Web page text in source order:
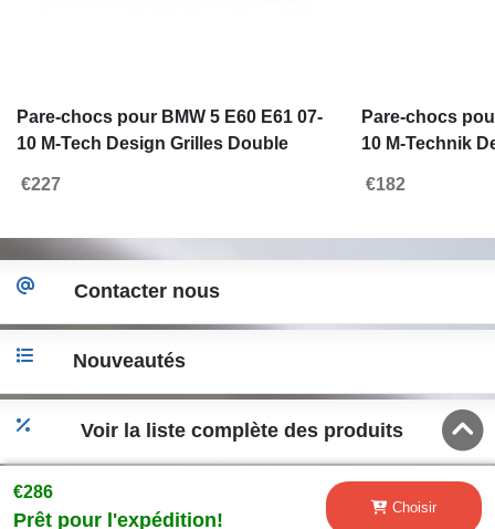
Pare-chocs pour BMW 5 E60 E61 07-
10 M-Tech Design Grilles Double
€227
Pare-chocs
10 M-Technik
€182
€286
Prêt pour l'expédition!
Choisir
Contacter nous
Nouveautés
Voir la liste complète des produits
Accéder a la version desktop